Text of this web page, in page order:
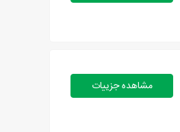
مشاهده جزییات